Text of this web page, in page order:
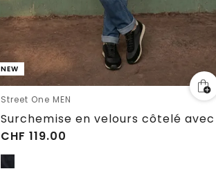
NEW
Street One MEN
CHF 119.00